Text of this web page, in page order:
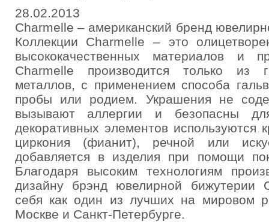
28.02.2013
Charmelle – американский бренд
Коллекции Charmelle – это
высококачественных материалов и
Charmelle производится только из
металлов, с применением способа
пробы или родием. Украшения не
вызывают аллергии и безопасны
декоративных элементов используются
циркония (фианит), речной или
добавляется в изделия при помощи
Благодаря высоким технологиям
дизайну брэнд ювелирной бижутерии
себя как один из лучших на мировом
Москве и Санкт-Петербурге.